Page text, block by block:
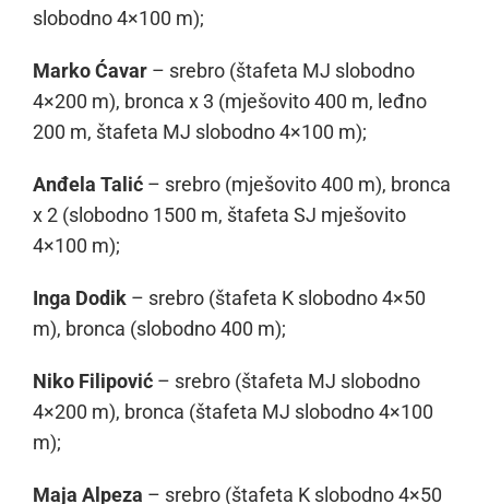
slobodno 4×100 m);
Marko Ćavar – srebro (štafeta MJ slobodno
4×200 m), bronca x 3 (mješovito 400 m, leđno
200 m, štafeta MJ slobodno 4×100 m);
Anđela Talić – srebro (mješovito 400 m), bronca
x 2 (slobodno 1500 m, štafeta SJ mješovito
4×100 m);
Inga Dodik – srebro (štafeta K slobodno 4×50
m), bronca (slobodno 400 m);
Niko Filipović – srebro (štafeta MJ slobodno
4×200 m), bronca (štafeta MJ slobodno 4×100
m);
Maja Alpeza – srebro (štafeta K slobodno 4×50